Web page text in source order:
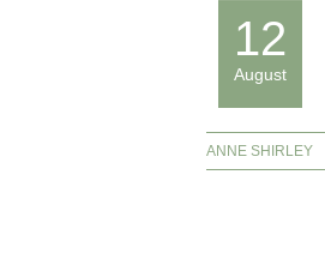
12
August
ANNE SHIRLEY